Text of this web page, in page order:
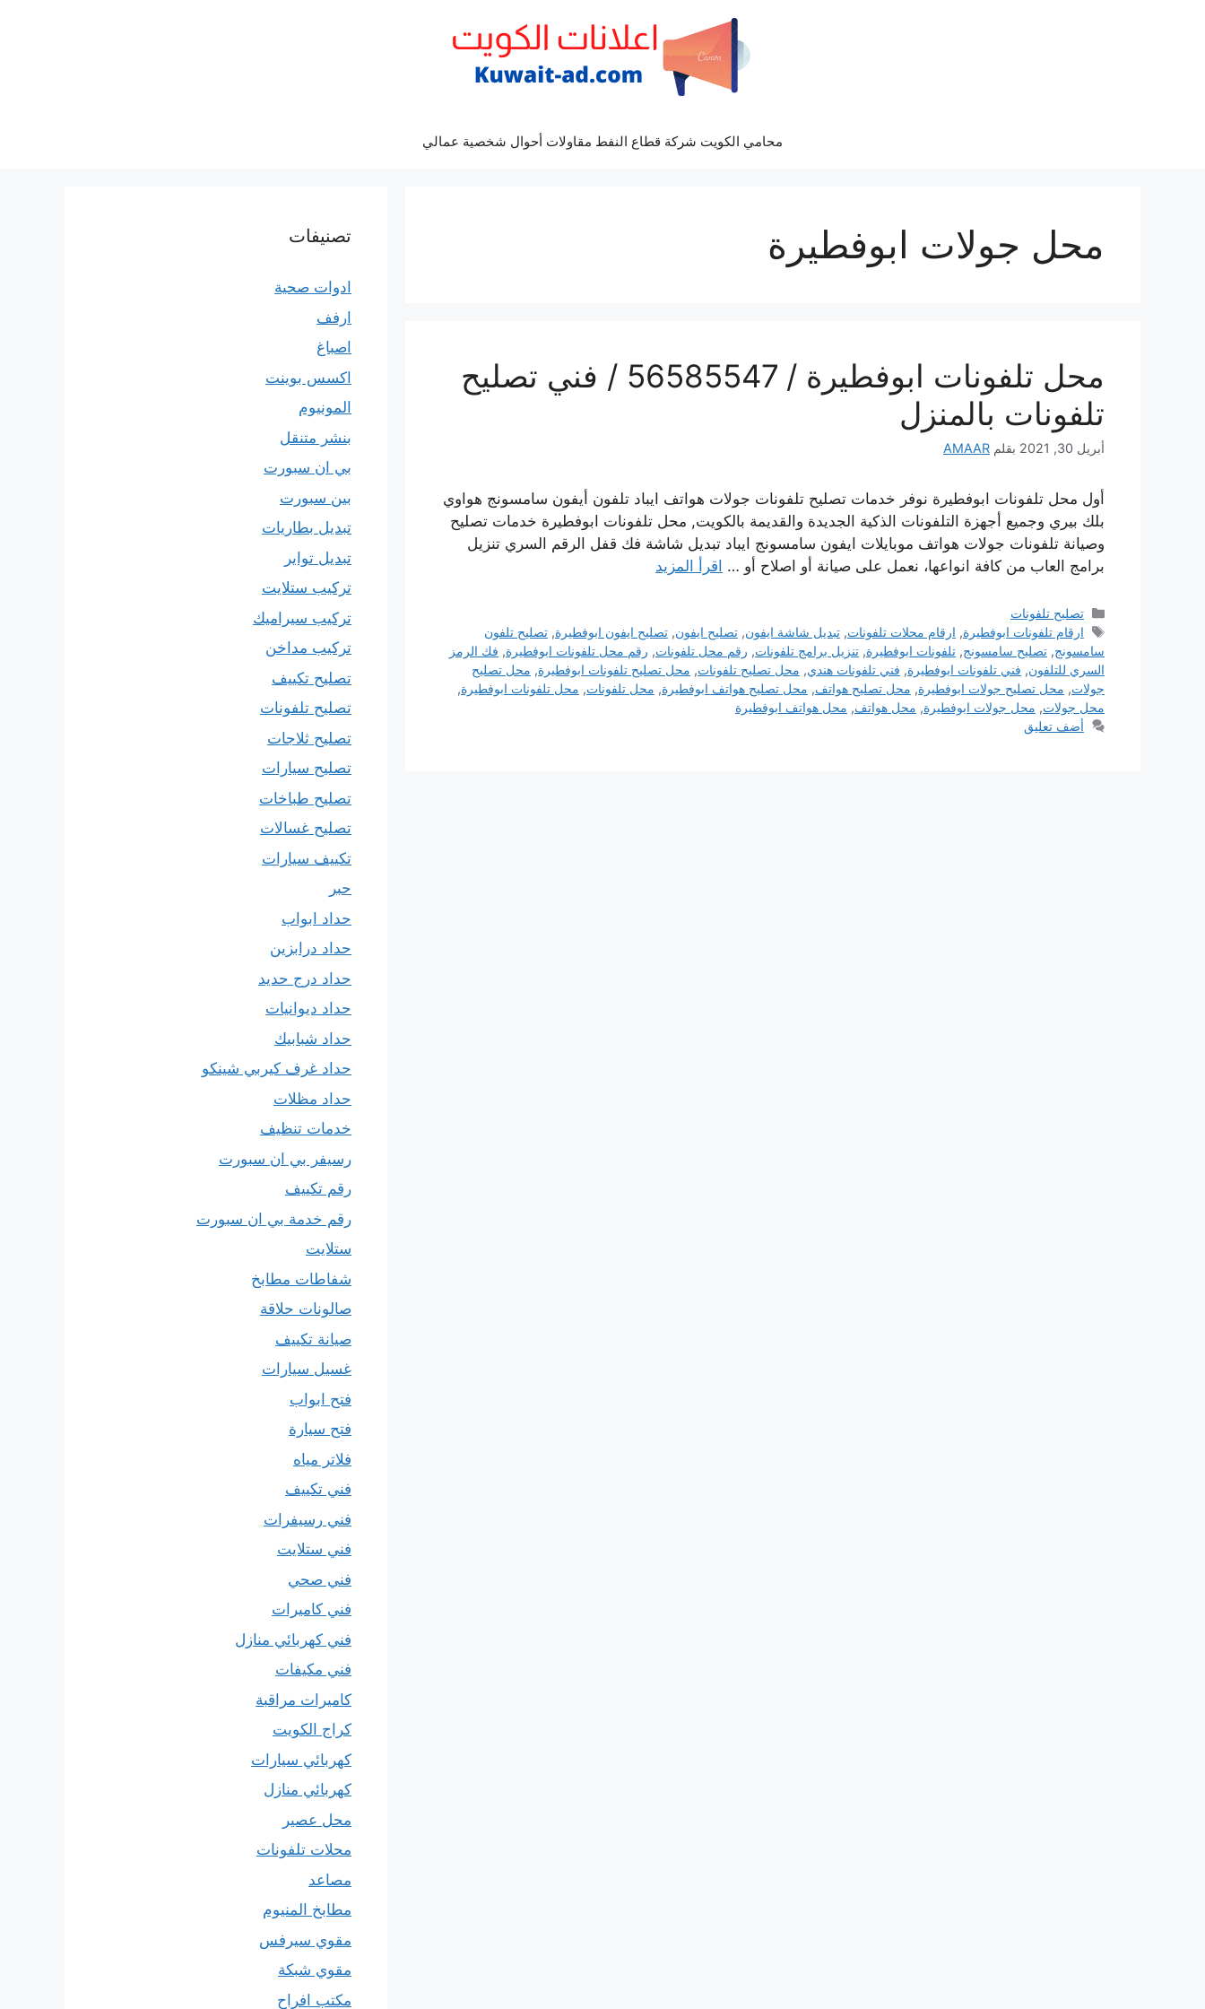
محامي الكويت شركة قطاع النفط مقاولات أحوال شخصية عمالي
محل جولات ابوفطيرة
محل تلفونات ابوفطيرة / 56585547 / فني تصليح
تلفونات بالمنزل
أبريل 30, 2021 بقلم AMAAR
أول محل تلفونات ابوفطيرة نوفر خدمات تصليح تلفونات جولات هواتف ايباد تلفون أيفون سامسونج هواوي
بلك بيري وجميع أجهزة التلفونات الذكية الجديدة والقديمة بالكويت, محل تلفونات ابوفطيرة خدمات تصليح
وصيانة تلفونات جولات هواتف موبايلات ايفون سامسونج ايباد تبديل شاشة فك قفل الرقم السري تنزيل
برامج العاب من كافة انواعها، نعمل على صيانة أو اصلاح أو … اقرأ المزيد
التصنيفات
تصليح تلفونات
الوسوم
ارقام تلفونات ابوفطيرة, ارقام محلات تلفونات,تبديل شاشة ايفون,تصليح ايفون,تصليح ايفون ابوفطيرة,تصليح تلفون
سامسونج, تصليح سامسونج, تلفونات ابوفطيرة, تنزيل برامج تلفونات, رقم محل تلفونات, رقم محل تلفونات ابوفطيرة, فك الرمز
السري للتلفون, فني تلفونات ابوفطيرة, فني تلفونات هندي, محل تصليح تلفونات, محل تصليح تلفونات ابوفطيرة, محل تصليح
جولات, محل تصليح جولات ابوفطيرة, محل تصليح هواتف, محل تصليح هواتف ابوفطيرة, محل تلفونات, محل تلفونات ابوفطيرة,
محل جولات, محل جولات ابوفطيرة, محل هواتف, محل هواتف ابوفطيرة
أضف تعليق
تصنيفات
ادوات صحية
ارفف
اصباغ
اكسس بوينت
المونيوم
بنشر متنقل
بي ان سبورت
بين سبورت
تبديل بطاريات
تبديل تواير
تركيب ستلايت
تركيب سيراميك
تركيب مداخن
تصليح تكييف
تصليح تلفونات
تصليح ثلاجات
تصليح سيارات
تصليح طباخات
تصليح غسالات
تكييف سيارات
حبر
حداد ابواب
حداد درابزين
حداد درج حديد
حداد ديوانيات
حداد شبابيك
حداد غرف كيربي شينكو
حداد مظلات
خدمات تنظيف
رسيفر بي ان سبورت
رقم تكييف
رقم خدمة بي ان سبورت
ستلايت
شفاطات مطابخ
صالونات حلاقة
صيانة تكييف
غسيل سيارات
فتح ابواب
فتح سيارة
فلاتر مياه
فني تكييف
فني رسيفرات
فني ستلايت
فني صحي
فني كاميرات
فني كهربائي منازل
فني مكيفات
كاميرات مراقبة
كراج الكويت
كهربائي سيارات
كهربائي منازل
محل عصير
محلات تلفونات
مصاعد
مطابخ المنيوم
مقوي سيرفس
مقوي شبكة
مكتب افراح